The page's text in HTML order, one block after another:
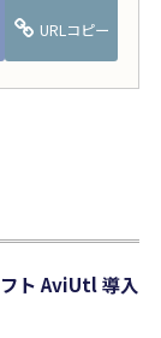
URLコピー
ト AviUtl 導入